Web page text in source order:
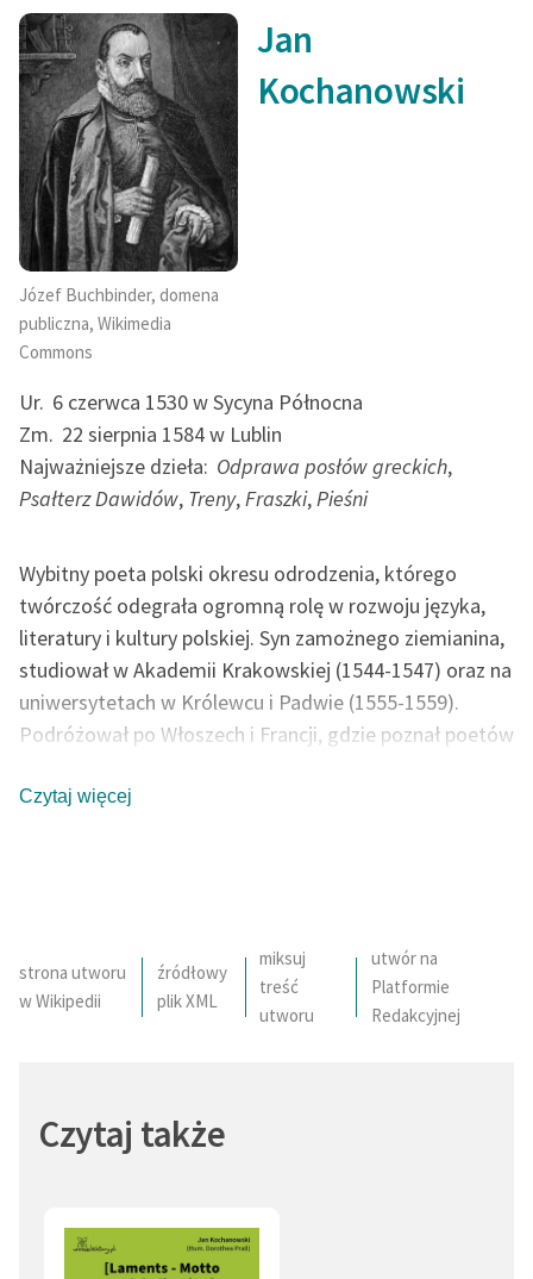
Józef Buchbinder, domena
publiczna, Wikimedia
Commons
Jan
Kochanowski
Ur. 6 czerwca 1530 w Sycyna Północna
Zm. 22 sierpnia 1584 w Lublin
Najważniejsze dzieła: Odprawa posłów greckich,
Psałterz Dawidów, Treny,Fraszki,Pieśni
Wybitny poeta polski okresu odrodzenia, którego
twórczość odegrała ogromną rolę w rozwoju języka,
literatury i kultury polskiej. Syn zamożnego ziemianina,
studiował w Akademii Krakowskiej (1544-1547) oraz na
uniwersytetach w Królewcu i Padwie (1555-1559).
Podróżował po Włoszech i Francji, gdzie poznał poetów
biskupowi Myszkowskiemu rozpoczął karierę na
serce. W jego pogrzebie uczestniczył król Stefan
Batory, kanclerz J. Zamojski i in.
Czytaj więcej
strona utworu
w Wikipedii
źródłowy
plik XML
miksuj
treść
utworu
utwór na
Platformie
Redakcyjnej
Czytaj także